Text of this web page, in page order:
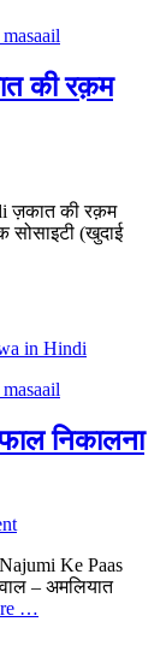
की रक़म
ज़कात की रक़म
सोसाइटी (खुदाई
in Hindi
निकालना
Ke Paas
– अमलियात
…